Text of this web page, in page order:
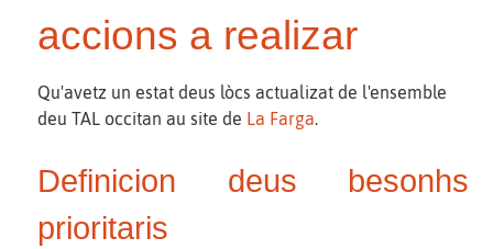
accions a realizar
Qu'avetz un estat deus lòcs actualizat de l'ensemble
deu TAL occitan au site de La Farga.
Definicion deus besonhs
prioritaris